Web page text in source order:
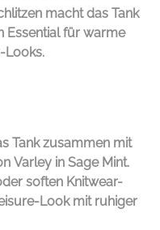
macht das Tank
Essential für warme
Looks.
Tank zusammen mit
Varley in Sage Mint.
soften Knitwear-
Look mit ruhiger